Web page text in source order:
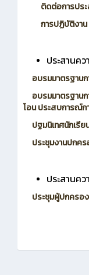
ติดต่อการปร
การปฏิบัติงาน
ประสานค
อบรมมาตรฐาน
อบรมมาตรฐาน
โอน ประสบการณ์
ปฐมนิเทศนักเรี
ประชุมงานปกค
ประสานค
ประชุมผู้ปกครอ